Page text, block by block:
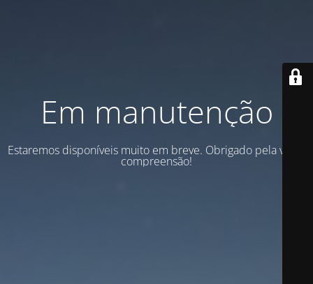
Em manutenção
Estaremos disponíveis muito em breve. Obrigado pela vossa
compreensão!